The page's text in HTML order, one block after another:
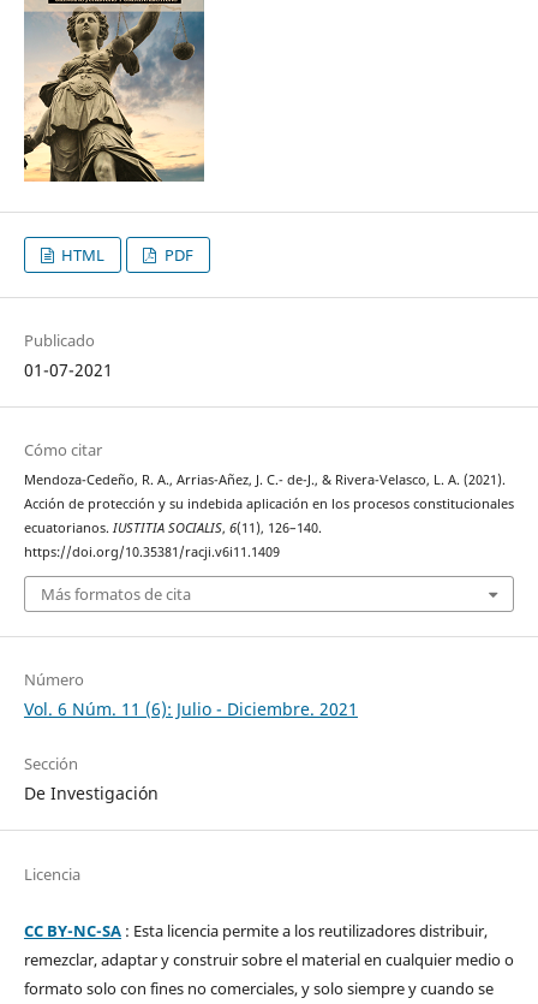
HTML PDF
Publicado
01-07-2021
Cómo citar
Mendoza-Cedeño, R. A., Arrias-Añez, J. C.- de-J., & Rivera-Velasco, L. A. (2021).
Acción de protección y su indebida aplicación en los procesos constitucionales
ecuatorianos. IUSTITIA SOCIALIS, 6(11), 126–140.
https://doi.org/10.35381/racji.v6i11.1409
Más formatos de cita
Número
Vol. 6 Núm. 11 (6): Julio - Diciembre. 2021
Sección
De Investigación
Licencia
CC BY-NC-SA: Esta licencia permite a los reutilizadores distribuir,
remezclar, adaptar y construir sobre el material en cualquier medio o
formato solo con fines no comerciales, y solo siempre y cuando se